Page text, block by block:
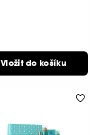
Vložit do košíku